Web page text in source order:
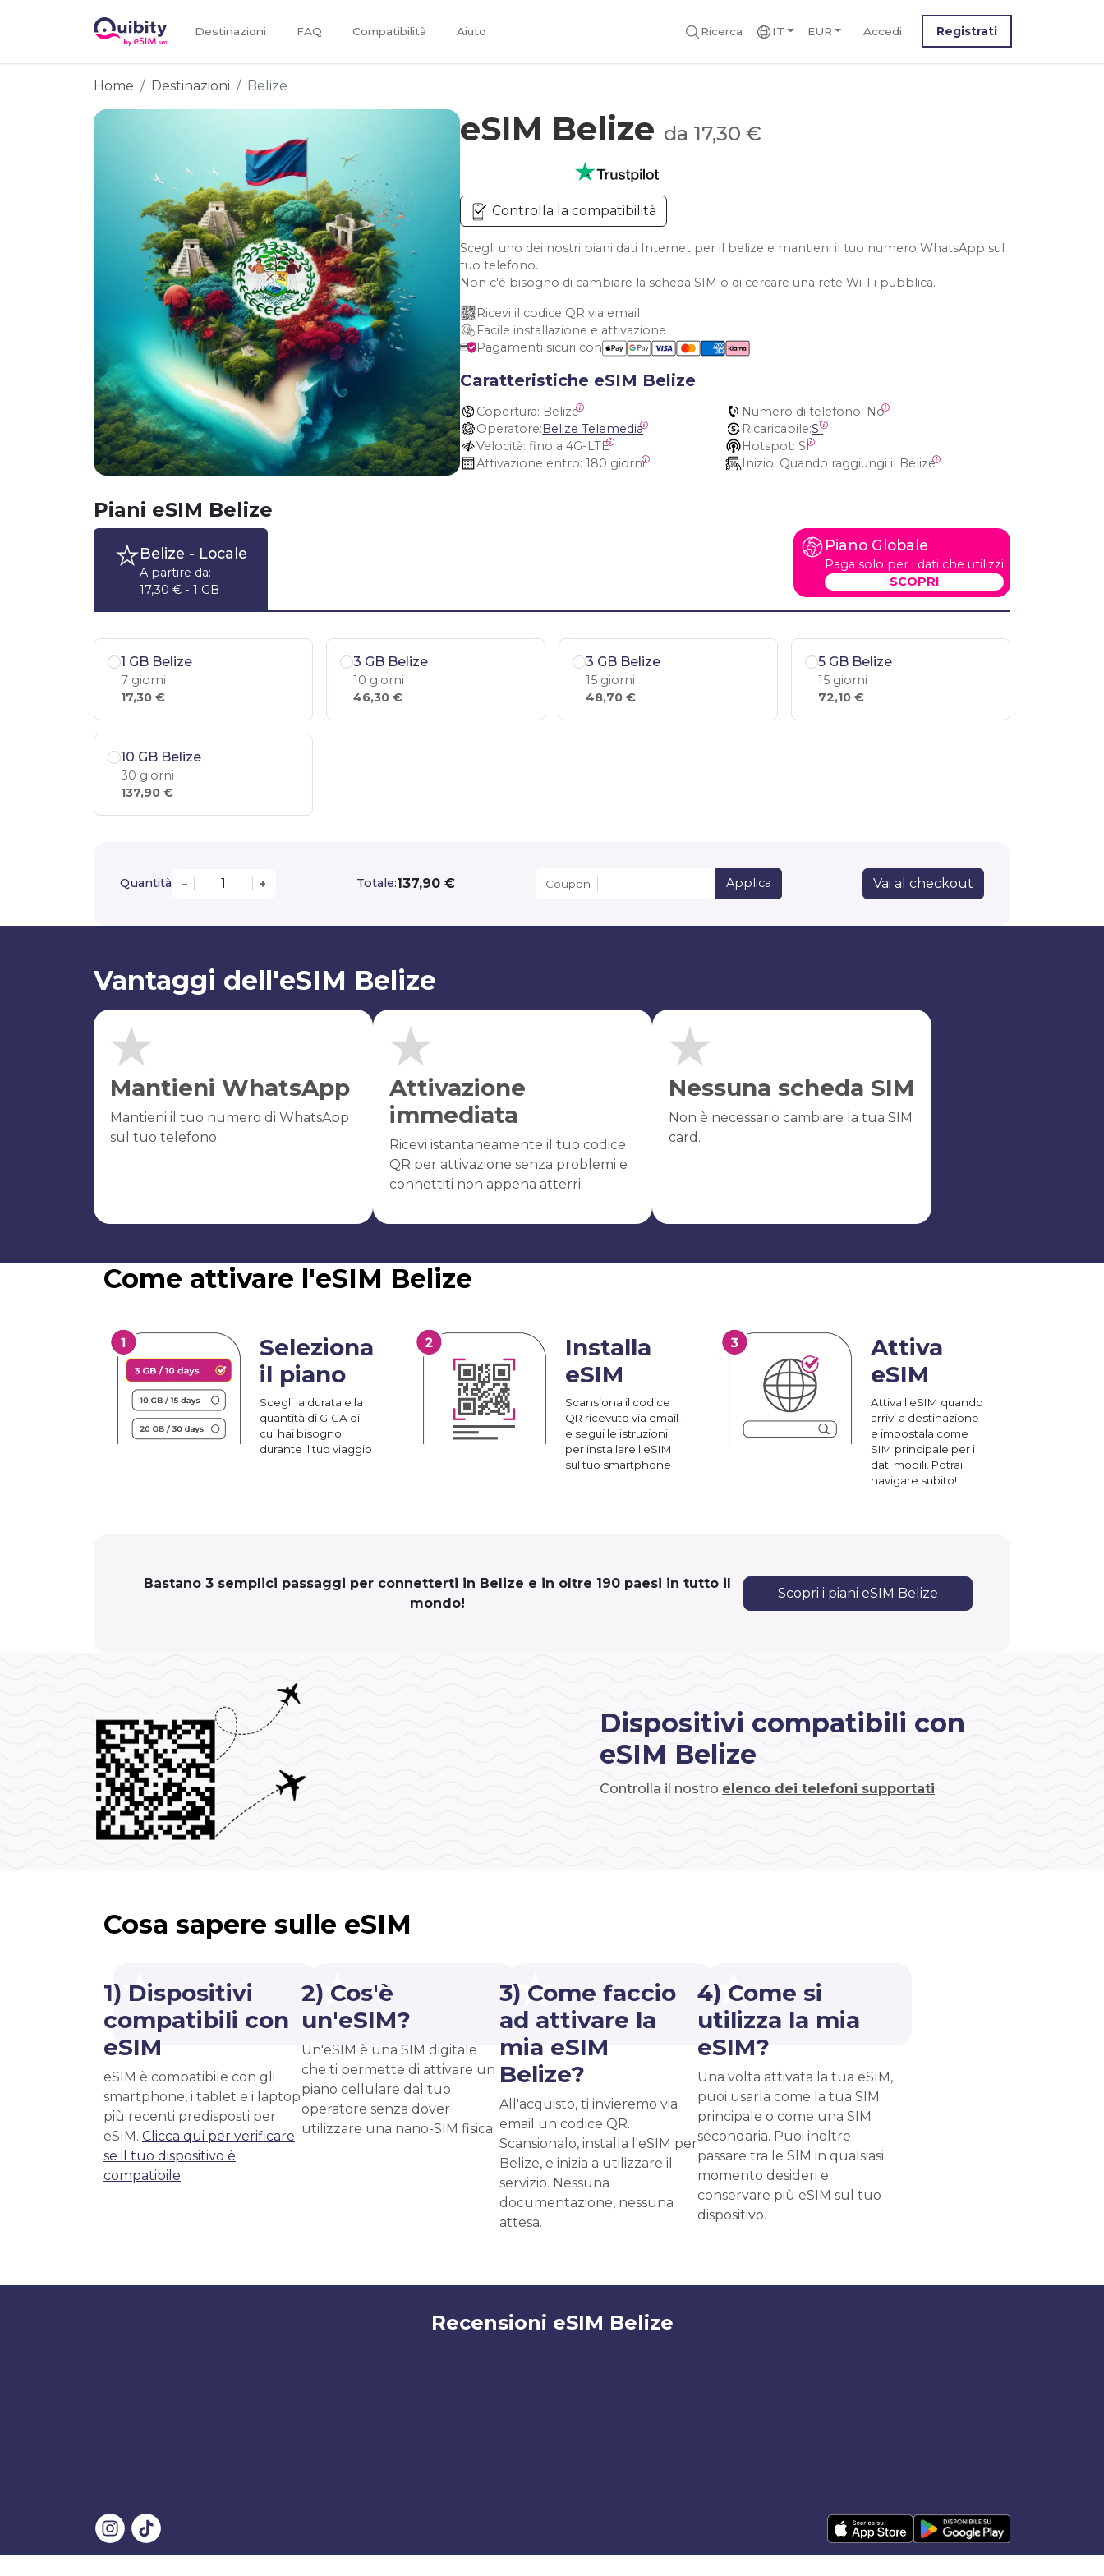
Destinazioni FAQ Compatibilità Aiuto Ricerca IT EUR Accedi Registrati
Home Destinazioni Belize
eSIM Belize da 17,30 €
Controlla la compatibilità
Scegli uno dei nostri piani dati Internet per il belize e mantieni il tuo numero WhatsApp sul
tuo telefono.
Non c'è bisogno di cambiare la scheda SIM o di cercare una rete Wi-Fi pubblica.
Ricevi il codice QR via email
Facile installazione e attivazione
Pagamenti sicuri con
Caratteristiche eSIM Belize
Copertura: Belize Numero di telefono: No
Operatore:Belize Telemedia Ricaricabile:SÌ
Velocità: fino a 4G-LTE Hotspot: SÌ
Attivazione entro: 180 giorni Inizio: Quando raggiungi il Belize
Piani eSIM Belize
Belize - Locale
A partire da:
17,30 € - 1 GB
Piano Globale
Paga solo per i dati che utilizzi
SCOPRI
1 GB Belize
7 giorni
17,30 €
3 GB Belize
10 giorni
46,30 €
3 GB Belize
15 giorni
48,70 €
5 GB Belize
15 giorni
72,10 €
10 GB Belize
30 giorni
137,90 €
Quantità – + Totale:137,90 € Coupon Applica Vai al checkout
Vantaggi dell'eSIM Belize
Mantieni WhatsApp
Mantieni il tuo numero di WhatsApp
sul tuo telefono.
Attivazione
immediata
Ricevi istantaneamente il tuo codice
QR per attivazione senza problemi e
connettiti non appena atterri.
Nessuna scheda SIM
Non è necessario cambiare la tua SIM
card.
Come attivare l'eSIM Belize
Seleziona
il piano
Scegli la durata e la
quantità di GIGA di
cui hai bisogno
durante il tuo viaggio
Installa
eSIM
Scansiona il codice
QR ricevuto via email
e segui le istruzioni
per installare l'eSIM
sul tuo smartphone
Attiva
eSIM
Attiva l'eSIM quando
arrivi a destinazione
e impostala come
SIM principale per i
dati mobili. Potrai
navigare subito!
Bastano 3 semplici passaggi per connetterti in Belize e in oltre 190 paesi in tutto il
mondo!
Scopri i piani eSIM Belize
Dispositivi compatibili con
eSIM Belize
Controlla il nostro elenco dei telefoni supportati
Cosa sapere sulle eSIM
1) Dispositivi
compatibili con
eSIM
eSIM è compatibile con gli
smartphone, i tablet e i laptop
più recenti predisposti per
eSIM. Clicca qui per verificare
se il tuo dispositivo è
compatibile
2) Cos'è
un'eSIM?
Un'eSIM è una SIM digitale
che ti permette di attivare un
piano cellulare dal tuo
operatore senza dover
utilizzare una nano-SIM fisica.
3) Come faccio
ad attivare la
mia eSIM
Belize?
All'acquisto, ti invieremo via
email un codice QR.
Scansionalo, installa l'eSIM per
Belize, e inizia a utilizzare il
servizio. Nessuna
documentazione, nessuna
attesa.
4) Come si
utilizza la mia
eSIM?
Una volta attivata la tua eSIM,
puoi usarla come la tua SIM
principale o come una SIM
secondaria. Puoi inoltre
passare tra le SIM in qualsiasi
momento desideri e
conservare più eSIM sul tuo
dispositivo.
Recensioni eSIM Belize